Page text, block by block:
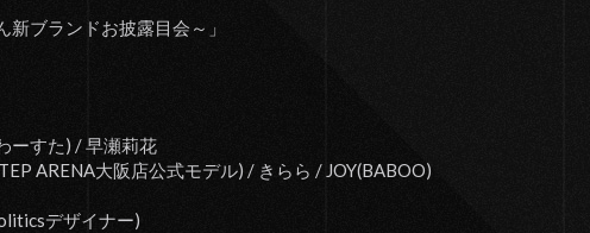
新ブランドお披露目会～」
ーすた) / 早瀬莉花
ARENA大阪店公式モデル) / きらら / JOY(BABOO)
デザイナー)